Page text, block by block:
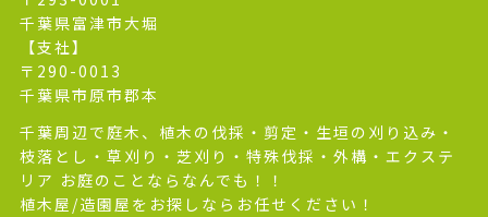
千葉県富津市大堀
【支社】
〒290-0013
千葉県市原市郡本
千葉周辺で庭木、植木の伐採・剪定・生垣の刈り込み・
枝落とし・草刈り・芝刈り・特殊伐採・外構・エクステ
リア お庭のことならなんでも！！
植木屋/造園屋をお探しならお任せください！